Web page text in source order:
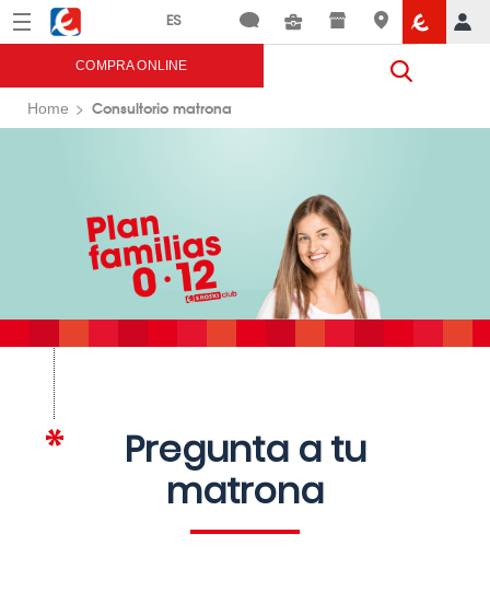
Menú Eroski
COMPRA ONLINE
Home Consultorio matrona
Pregunta a tu
matrona